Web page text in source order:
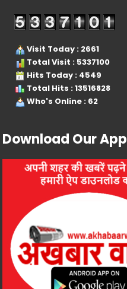
Visit Today : 2661
Total Visit : 5337100
Hits Today : 4549
Total Hits : 13516828
Who's Online : 62
Download Our App